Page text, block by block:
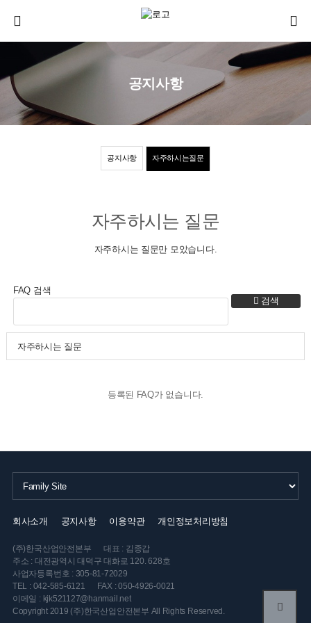
공지사항 자주하시는질문
공지사항
자주하시는 질문
자주하시는 질문만 모았습니다.
FAQ 검색
검색
자주하시는 질문
등록된 FAQ가 없습니다.
회사소개 공지사항 이용약관 개인정보처리방침
(주)한국산업안전본부
대표 : 김종갑
주소 : 대전광역시 대덕구 대화로 120. 628호
사업자등록번호 : 305-81-72029
TEL : 042-585-6121
FAX : 050-4926-0021
이메일 : kjk521127@hanmail.net
Copyright 2019 (주)한국산업안전본부 All Rights Reserved.